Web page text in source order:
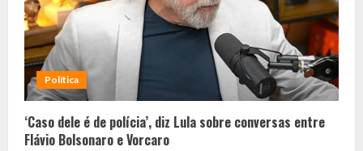
Política
‘Caso dele é de polícia’, diz Lula sobre conversas entre
Flávio Bolsonaro e Vorcaro